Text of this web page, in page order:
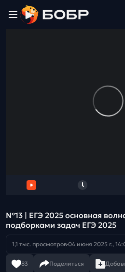
№13 | ЕГЭ 2025 основная
подборками задач ЕГЭ 2025
1,1 тыс. просмотров 04 июня 2025 г.,
83 Поделиться